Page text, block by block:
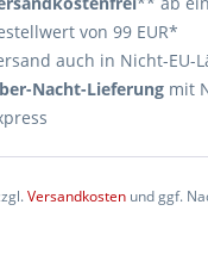
von 99 EUR*
auch in Nicht-EU-
Nacht-Lieferung mit
Versandkosten und ggf.